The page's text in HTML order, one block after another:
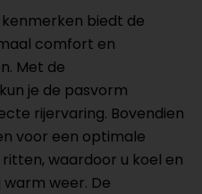
biedt de
comfort en
Met de
je de pasvorm
rijervaring. Bovendien
voor een optimale
waardoor u koel en
weer. De